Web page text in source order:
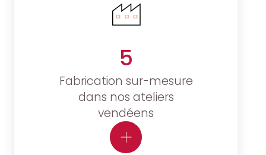
5
Fabrication sur-mesure
dans nos ateliers
vendéens